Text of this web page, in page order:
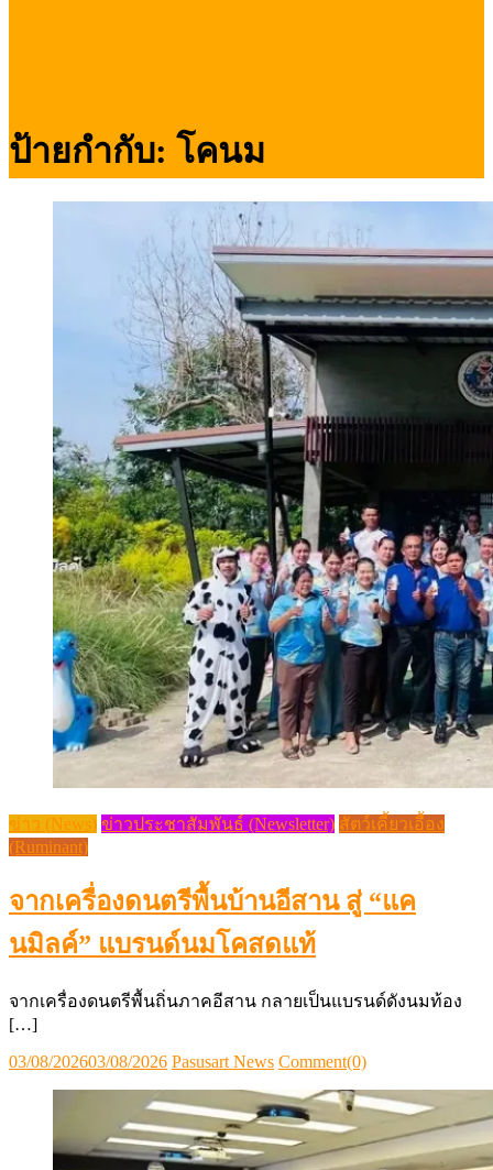
ป้ายกำกับ: โคนม
ข่าว (News) ข่าวประชาสัมพันธ์ (Newsletter) สัตว์เคี้ยวเอื้อง
(Ruminant)
จากเครื่องดนตรีพื้นบ้านอีสาน สู่ “แค
นมิลค์” แบรนด์นมโคสดแท้
จากเครื่องดนตรีพื้นถิ่นภาคอีสาน กลายเป็นแบรนด์ดังนมท้อง
[…]
Posted
03/08/202603/08/2026 Author
Pasusart News Comment(0)